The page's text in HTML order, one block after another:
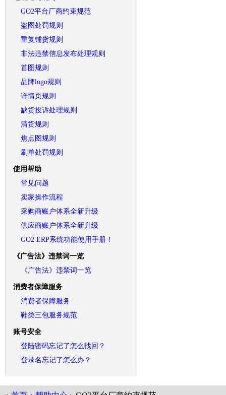
GO2平台厂商约束规范
盗图处罚规则
重复铺货规则
非法违禁信息发布处理规则
首图规则
品牌logo规则
详情页规则
缺货投诉处理规则
清货规则
焦点图规则
刷单处罚规则
使用帮助
常见问题
卖家操作流程
采购商账户体系全新升级
供应商账户体系全新升级
GO2 ERP系统功能使用手册！
《广告法》违禁词一览
《广告法》违禁词一览
消费者保障服务
消费者保障服务
鞋类三包服务规范
账号安全
登陆密码忘记了怎么找回？
登录名忘记了怎么办？